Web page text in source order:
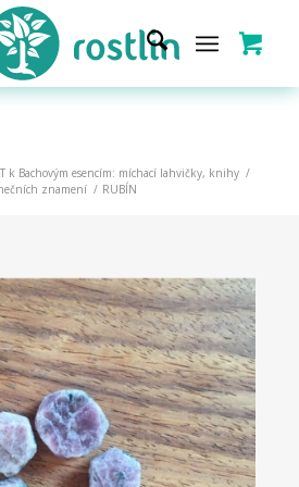
k Bachovým esencím: míchací lahvičky, knihy /
znamení / RUBÍN